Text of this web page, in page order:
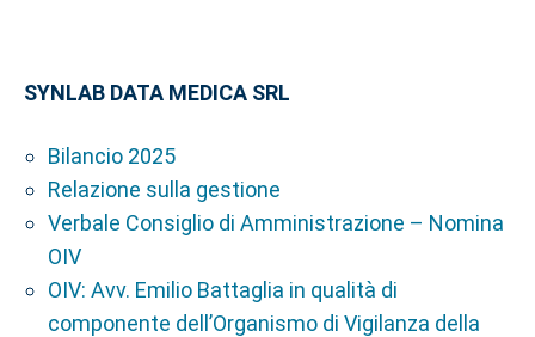
SYNLAB DATA MEDICA SRL
Bilancio 2025
Relazione sulla gestione
Verbale Consiglio di Amministrazione – Nomina
OIV
OIV: Avv. Emilio Battaglia in qualità di
componente dell’Organismo di Vigilanza della